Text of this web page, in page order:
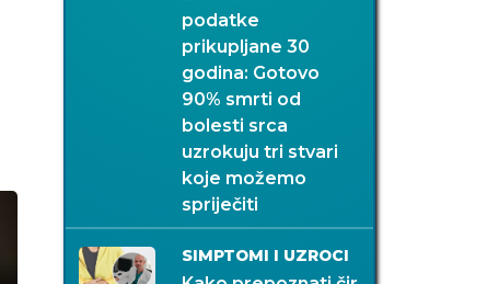
podatke
prikupljane 30
godina: Gotovo
90% smrti od
bolesti srca
uzrokuju tri stvari
koje možemo
spriječiti
SIMPTOMI I UZROCI